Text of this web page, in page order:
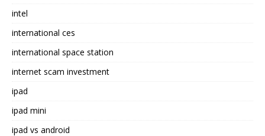
intel
international ces
international space station
internet scam investment
ipad
ipad mini
ipad vs android